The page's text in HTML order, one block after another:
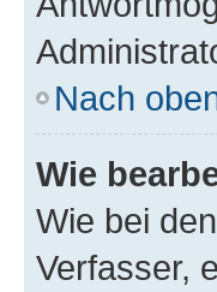
Nach
Wie
Wie bei
Verfasser,